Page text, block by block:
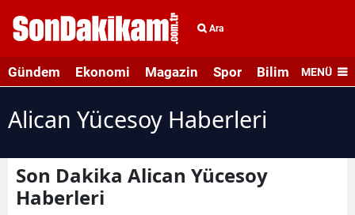
Ara
Gündem Ekonomi Magazin Spor Bilim veMENÜ
Alican Yücesoy Haberleri
Son Dakika Alican Yücesoy
Haberleri